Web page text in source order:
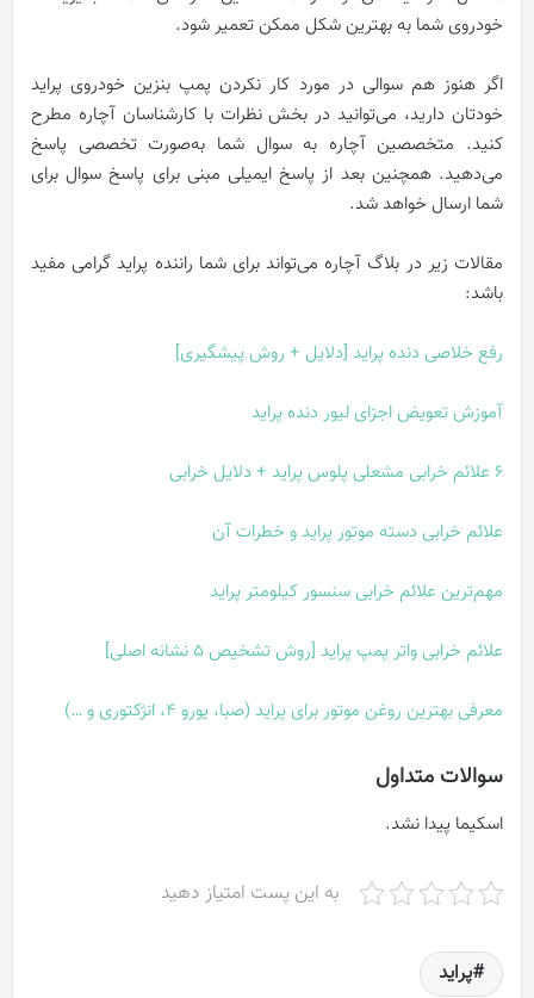
خودروی شما به بهترین شکل ممکن تعمیر شود.
اگر هنوز هم سوالی در مورد کار نکردن پمپ بنزین خودروی پراید
خودتان دارید، می‌توانید در بخش نظرات با کارشناسان آچاره مطرح
کنید. متخصصین آچاره به سوال شما به‌صورت تخصصی پاسخ
می‌دهید. همچنین بعد از پاسخ ایمیلی مبنی برای پاسخ سوال برای
شما ارسال خواهد شد.
مقالات زیر در بلاگ آچاره می‌تواند برای شما راننده پراید گرامی مفید
باشد:
رفع خلاصی دنده پراید [دلایل + روش پیشگیری]
آموزش تعویض اجزای لیور دنده پراید
6 علائم خرابی مشعلی پلوس پراید + دلایل خرابی
علائم خرابی دسته موتور پراید و خطرات آن
مهم‌ترین علائم خرابی سنسور کیلومتر پراید
علائم خرابی واتر پمپ پراید [روش تشخیص 5 نشانه اصلی]
معرفی بهترین روغن موتور برای پراید (صبا، یورو 4، انژکتوری و …)
سوالات متداول
اسکیما پیدا نشد.
به این پست امتیاز دهید
پراید